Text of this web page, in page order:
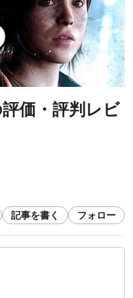
価・評判レビ
記事を書く フォロー